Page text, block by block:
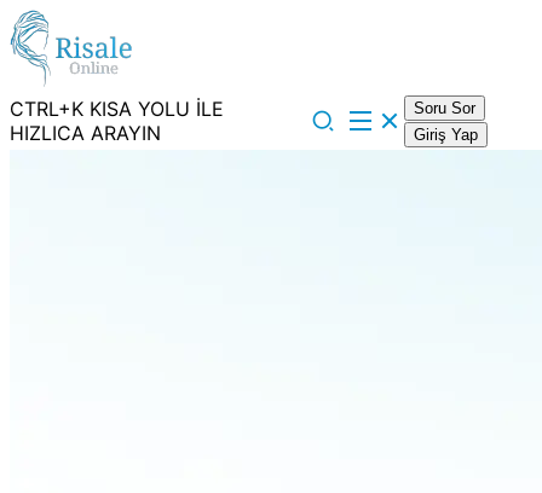
CTRL+K KISA YOLU İLE
HIZLICA ARAYIN
Soru Sor
Giriş Yap